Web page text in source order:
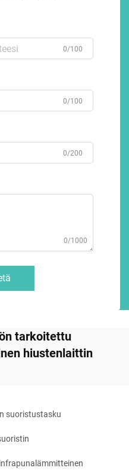
0/100
0/100
0/200
0/1000
tarkoitettu
hiustenlaittin
suoristustasku